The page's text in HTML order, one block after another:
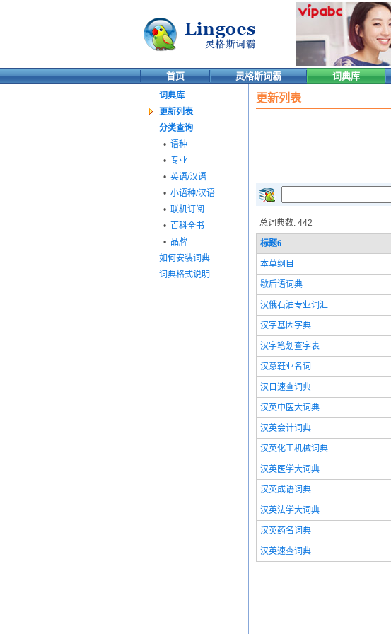
首页 灵格斯词霸 词典库
词典库
更新列表
分类查询
• 语种
• 专业
• 英语/汉语
• 小语种/汉语
• 联机订阅
• 百科全书
• 品牌
如何安装词典
词典格式说明
更新列表
总词典数: 442
标题6
本草纲目
歇后语词典
汉俄石油专业词汇
汉字基因字典
汉字笔划查字表
汉意鞋业名词
汉日速查词典
汉英中医大词典
汉英会计词典
汉英化工机械词典
汉英医学大词典
汉英成语词典
汉英法学大词典
汉英药名词典
汉英速查词典